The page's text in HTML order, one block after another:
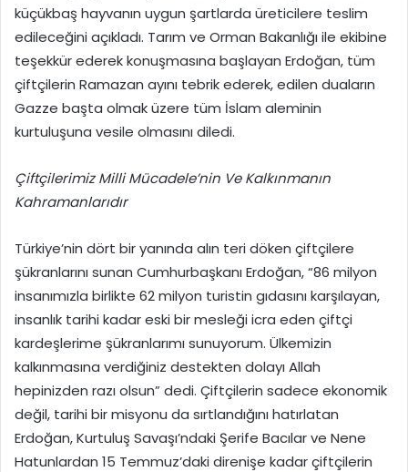
küçükbaş hayvanın uygun şartlarda üreticilere teslim
edileceğini açıkladı. Tarım ve Orman Bakanlığı ile ekibine
teşekkür ederek konuşmasına başlayan Erdoğan, tüm
çiftçilerin Ramazan ayını tebrik ederek, edilen duaların
Gazze başta olmak üzere tüm İslam aleminin
kurtuluşuna vesile olmasını diledi.
Çiftçilerimiz Milli Mücadele’nin Ve Kalkınmanın
Kahramanlarıdır
Türkiye’nin dört bir yanında alın teri döken çiftçilere
şükranlarını sunan Cumhurbaşkanı Erdoğan, “86 milyon
insanımızla birlikte 62 milyon turistin gıdasını karşılayan,
insanlık tarihi kadar eski bir mesleği icra eden çiftçi
kardeşlerime şükranlarımı sunuyorum. Ülkemizin
kalkınmasına verdiğiniz destekten dolayı Allah
hepinizden razı olsun” dedi. Çiftçilerin sadece ekonomik
değil, tarihi bir misyonu da sırtlandığını hatırlatan
Erdoğan, Kurtuluş Savaşı’ndaki Şerife Bacılar ve Nene
Hatunlardan 15 Temmuz’daki direnişe kadar çiftçilerin